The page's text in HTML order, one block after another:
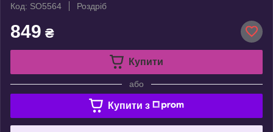
Код: SO5564
Роздріб
849 ₴
Купити
або
Купити з